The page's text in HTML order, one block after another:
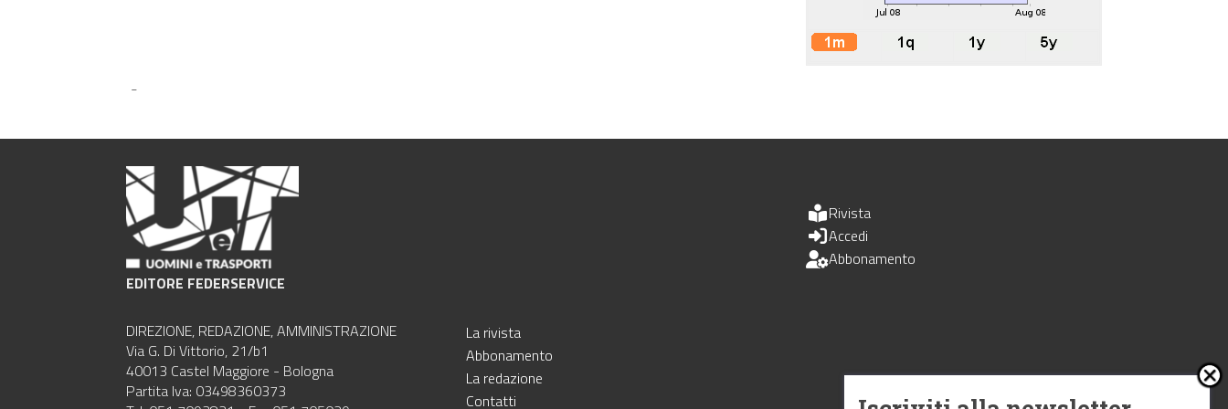
-
EDITORE FEDERSERVICE
DIREZIONE, REDAZIONE, AMMINISTRAZIONE
Via G. Di Vittorio, 21/b1
40013 Castel Maggiore - Bologna
Partita Iva: 03498360373
La rivista
Abbonamento
La redazione
Contatti
Rivista
Accedi
Abbonamento